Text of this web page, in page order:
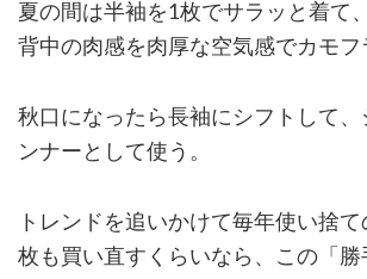
夏の間は半袖を1枚でサラッと着て
背中の肉感を肉厚な空気感でカモフ
秋口になったら長袖にシフトして、
ンナーとして使う。
トレンドを追いかけて毎年使い捨
枚も買い直すくらいなら、この「勝